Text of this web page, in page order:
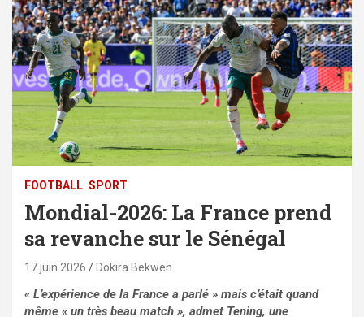
FOOTBALL SPORT
Mondial-2026: La France prend
sa revanche sur le Sénégal
17 juin 2026 Dokira Bekwen
« L’expérience de la France a parlé » mais c’était quand
même « un très beau match », admet Tening, une